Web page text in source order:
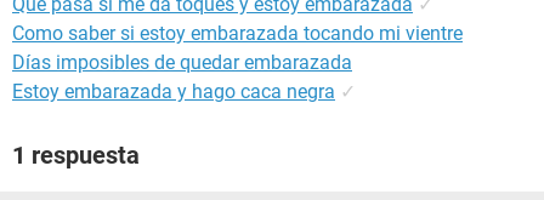
Como saber si estoy embarazada tocando mi vientre
Días imposibles de quedar embarazada
Estoy embarazada y hago caca negra ✓
1 respuesta